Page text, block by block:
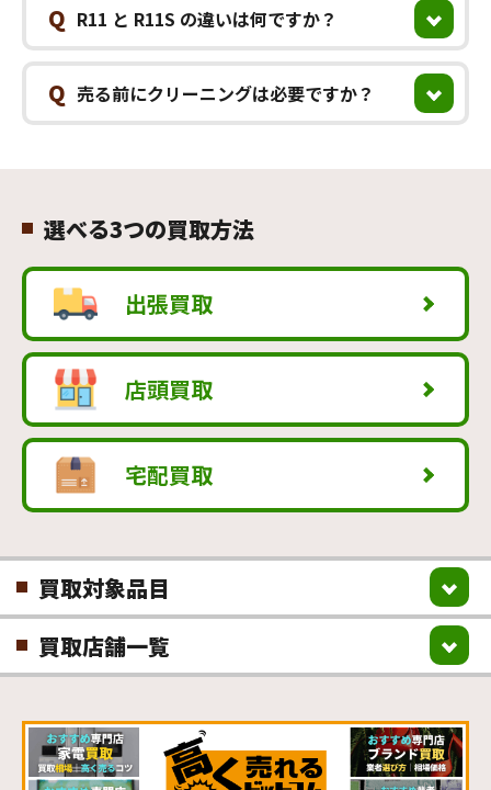
Q R11 と R11S の違いは何ですか？
Q 売る前にクリーニングは必要ですか？
選べる3つの買取方法
出張買取
店頭買取
宅配買取
買取対象品目
買取店舗一覧